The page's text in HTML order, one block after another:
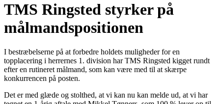
TMS Ringsted styrker på
målmandspositionen
I bestræbelserne på at forbedre holdets muligheder for en
topplacering i herrernes 1. division har TMS Ringsted kigget rundt
efter en rutineret målmand, som kan være med til at skærpe
konkurrencen på posten.
Det er med glæde og stolthed, at vi kan nu kan melde ud, at vi har